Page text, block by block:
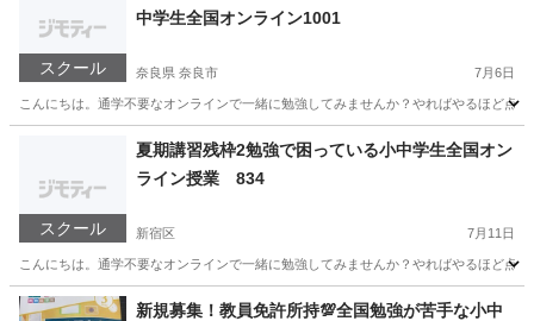
スクール
中学生全国オンライン1001
奈良県 奈良市 7月6日
こんにちは。通学不要なオンラインで一緒に勉強してみませんか？やればやるほど点
家庭教師 オンライン
スクール
夏期講習残枠2勉強で困っている小中学生全国オン
ライン授業 834
新宿区 7月11日
こんにちは。通学不要なオンラインで一緒に勉強してみませんか？やればやるほど点
東京 新宿区 家庭教師 オンライン
新規募集！教員免許所持💯全国勉強が苦手な小中